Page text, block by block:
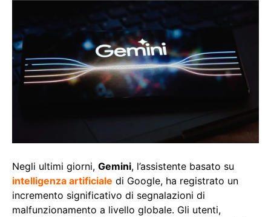
Negli ultimi giorni, Gemini, l’assistente basato su
intelligenza artificiale di Google, ha registrato un
incremento significativo di segnalazioni di
malfunzionamento a livello globale. Gli utenti,